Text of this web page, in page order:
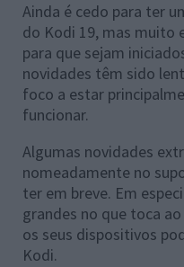
Ainda é cedo para ter
do Kodi 19, mas muito
para que sejam
novidades têm sido
foco a estar
funcionar.
Algumas novidades
nomeadamente no
ter em breve. Em
grandes no que toca
os seus dispositivos
Kodi.